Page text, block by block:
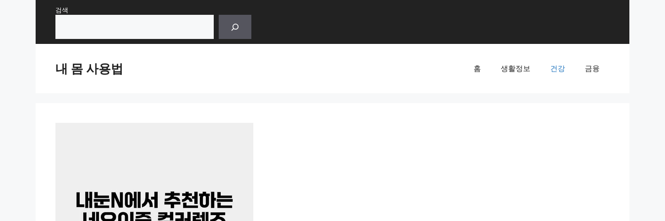
검색
내 몸 사용법 홈 생활정보 건강 금융